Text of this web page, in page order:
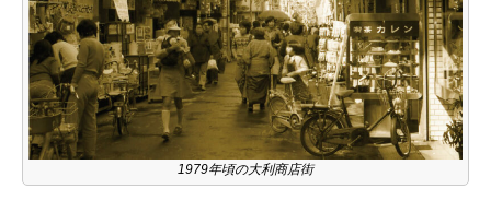
1979年頃の大利商店街